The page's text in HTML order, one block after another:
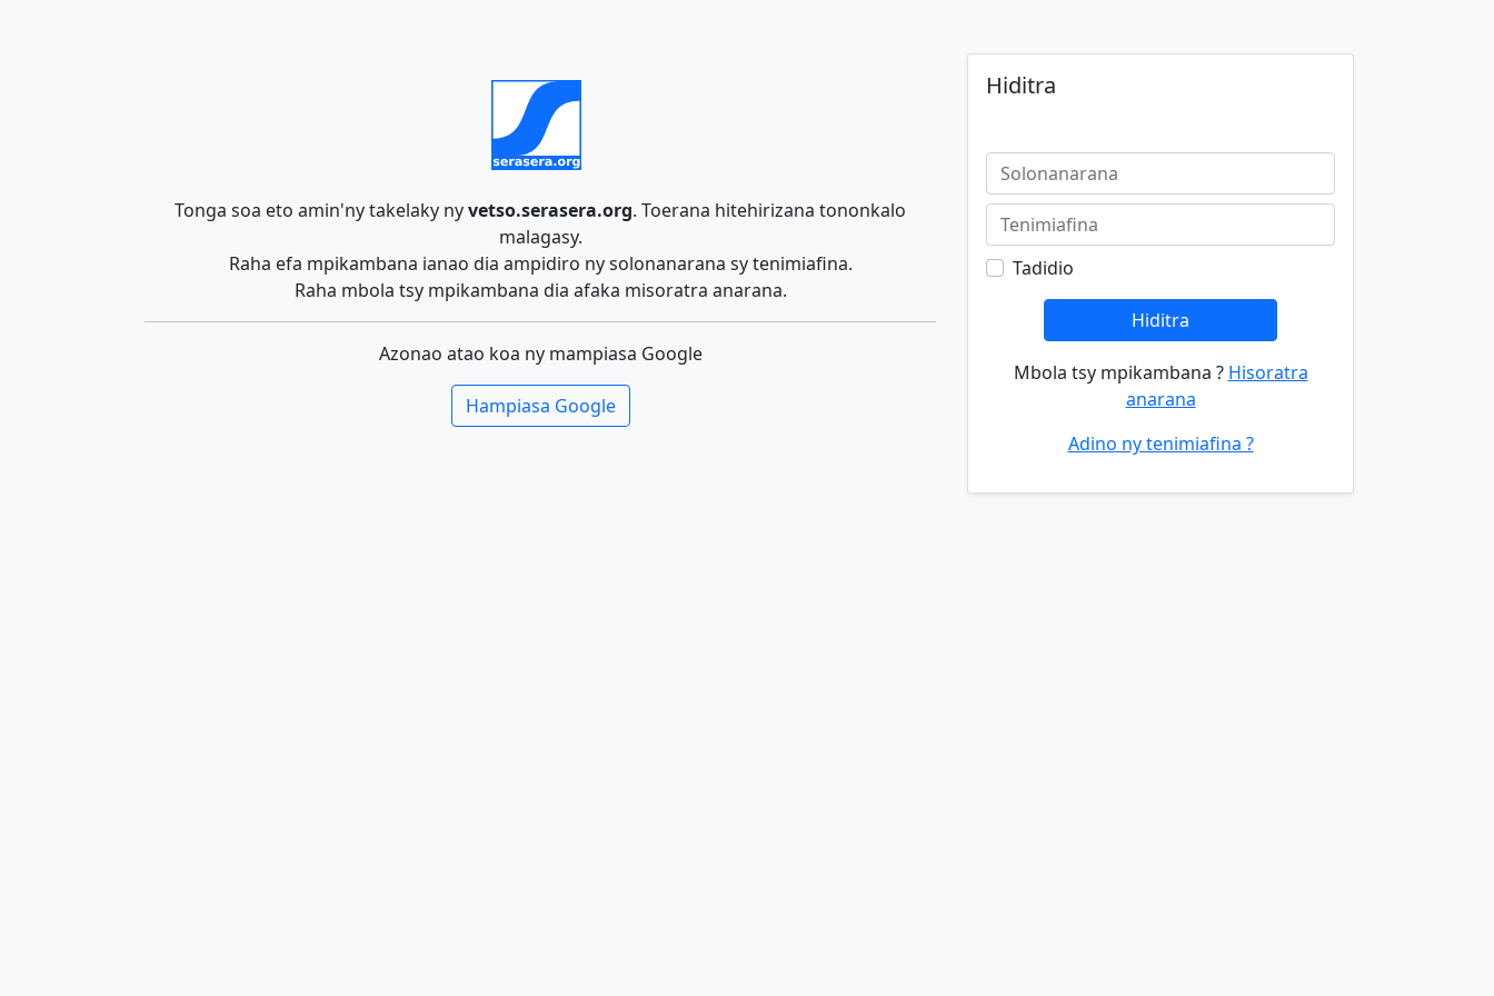
Tonga soa eto amin'ny takelaky nyvetso.serasera.org. Toerana hitehirizana tononkalo
malagasy.
Raha efa mpikambana ianao dia ampidiro ny solonanarana sy tenimiafina.
Raha mbola tsy mpikambana dia afaka misoratra anarana.
Azonao atao koa ny mampiasa Google
Hampiasa Google
Hiditra
Tadidio
Hiditra
Mbola tsy mpikambana ? Hisoratra
anarana
Adino ny tenimiafina ?